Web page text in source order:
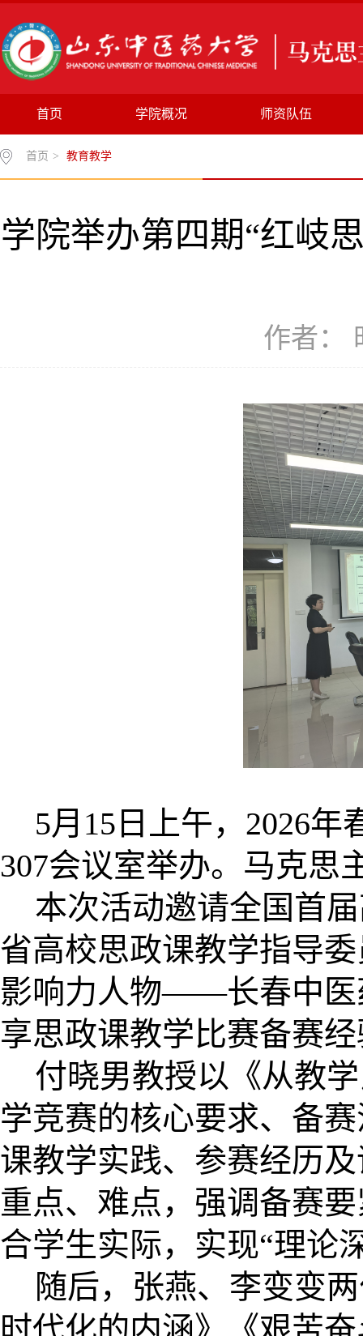
首页 学院概况 师资队伍
首页 > 教育教学
学院举办第四期“红岐
作者：
5月15日上午，2026
307会议室举办。马克思
本次活动邀请全国首
省高校思政课教学指导
影响力人物——长春中医
享思政课教学比赛备赛
付晓男教授以《从教
学竞赛的核心要求、备
课教学实践、参赛经历
重点、难点，强调备赛
合学生实际，实现“理论
随后，张燕、李变变